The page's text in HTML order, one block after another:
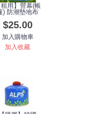
租用】營幕(帳
) 防潮墊地布
$25.00
加入購物車
加入收藏